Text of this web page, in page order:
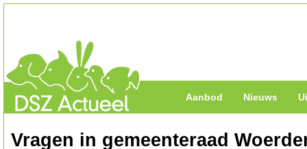
Aanbod Nieuws
Vragen in gemeenteraad